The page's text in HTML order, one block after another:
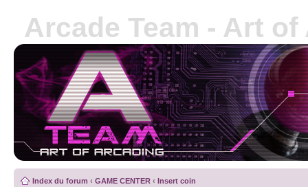
Arcade Team - Art
Index du forum ‹ GAME CENTER ‹ Insert coin